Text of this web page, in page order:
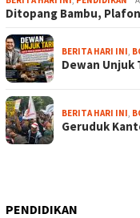
Ditopang Bambu,
BERITA HARI INI,
Dewan Unjuk
BERITA HARI INI,
Geruduk
PENDIDIKAN